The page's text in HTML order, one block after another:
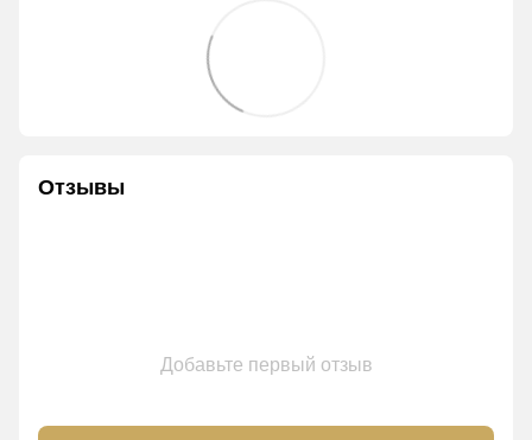
Отзывы
Добавьте первый отзыв